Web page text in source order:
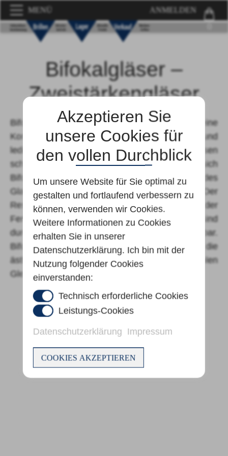
Akzeptieren Sie
unsere Cookies für
den vollen Durchblick
Um unsere Website für Sie optimal zu
gestalten und fortlaufend verbessern zu
können, verwenden wir Cookies.
Weitere Informationen zu Cookies
erhalten Sie in unserer
Datenschutzerklärung. Ich bin mit der
Nutzung folgender Cookies
einverstanden:
Technisch erforderliche Cookies
Leistungs-Cookies
Datenschutzerklärung Impressum
COOKIES AKZEPTIEREN
MENÜ ANMELDEN
Bifokalgläser –
Zweistärkengläser
Bifokalgläser sind Mehrstärkenglaser, die eine
Kombination aus Fern- und Nahgläsern sind und
lediglich zwei Sehbereiche abdecken. Beim Lesen
schauen wir meist nach unten. Das machen sich
Bifokalgläser zu Nutze. Im unteren Bereich des
Glases findet sich nämlich eine Lesezone. Der
Rest des Glases sorgt für die Korrektur in der
Ferne. Die Glasbereiche Ferne und Nähe sind
durch die sichtbare Trennlinie erkennbar.
Bifokalgläser werden zunehmend durch die
ästhetisch schöneren und optisch komfortablen
Gleitsichtgläsern abgelöst.